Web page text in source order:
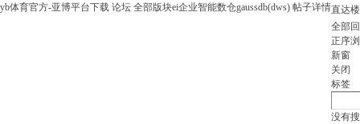
yb体育官方-亚博平台下载 论坛 全部版块ei企业智能数仓gaussdb(dws) 帖子详情直达
全部
正序
新窗
关闭
标签
没有